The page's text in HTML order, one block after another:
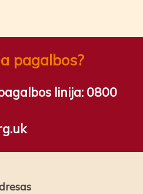
pagalbos?
linija: 0800